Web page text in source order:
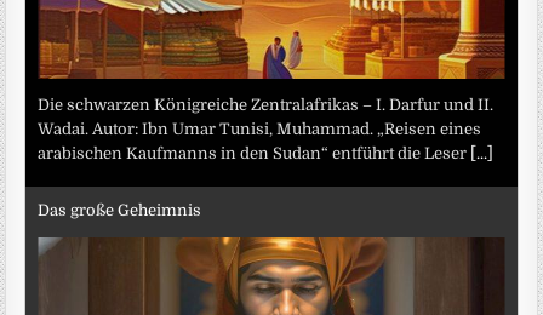
Die schwarzen Königreiche Zentralafrikas – I. Darfur und II.
Wadai. Autor: Ibn Umar Tunisi, Muhammad. „Reisen eines
arabischen Kaufmanns in den Sudan“ entführt die Leser [...]
Das große Geheimnis